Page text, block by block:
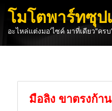
โมโตพาร์ทซุป
อะไหล่แต่งมอ'ไซค์ มาที่เดียว"คร
มือลิง ขาตรงก้า